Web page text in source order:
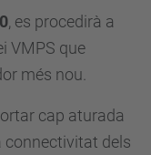
, es procedirà a
VMPS que
més nou.
cap aturada
connectivitat dels